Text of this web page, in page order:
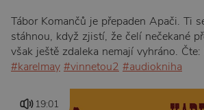
Tábor Komančů je přepaden Apači. Ti
stáhnou, když zjistí, že čelí nečekané
však ještě zdaleka nemají vyhráno.
#karelmay #vinnetou2 #audiokniha
19:01